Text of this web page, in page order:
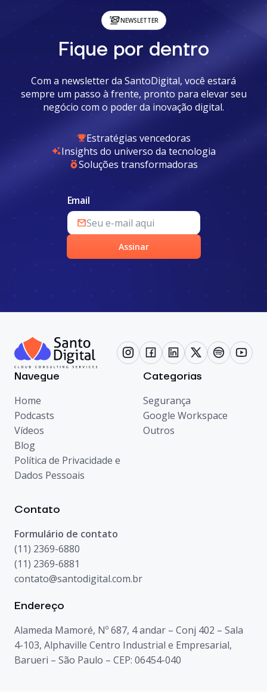
NEWSLETTER
Fique por dentro
Com a newsletter da SantoDigital, você estará
sempre um passo à frente, pronto para elevar seu
negócio com o poder da inovação digital.
Estratégias vencedoras
Insights do universo da tecnologia
Soluções transformadoras
Email
Assinar
Navegue
Home
Podcasts
Vídeos
Blog
Política de Privacidade e
Dados Pessoais
Categorias
Segurança
Google Workspace
Outros
Contato
Formulário de contato
(11) 2369-6880
(11) 2369-6881
contato@santodigital.com.br
Endereço
Alameda Mamoré, Nº 687, 4 andar – Conj 402 – Sala
4-103, Alphaville Centro Industrial e Empresarial,
Barueri – São Paulo – CEP: 06454-040